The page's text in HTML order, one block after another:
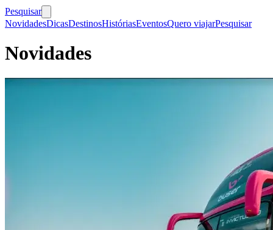
Pesquisar
NovidadesDicasDestinosHistóriasEventosQuero viajarPesquisar
Novidades